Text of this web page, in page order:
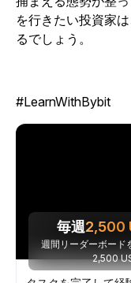
を行きたい投資家
るでしょう。
#LearnWithBybit
毎週2,500
週間リーダーボード
2,500